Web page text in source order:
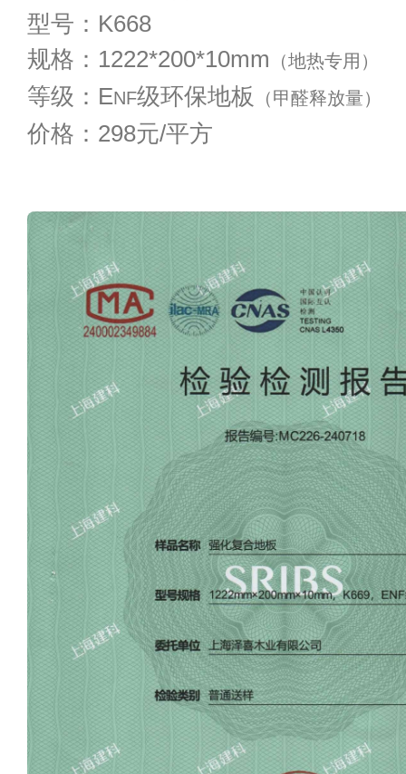
型号：K668
规格：1222*200*10mm （地热专用）
等级：ENF级环保地板 （甲醛释放量）
价格：298元/平方